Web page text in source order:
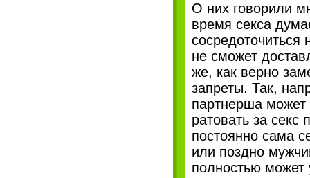
О них говорили
время секса
сосредоточиться
не сможет
же, как верно
запреты. Так,
партнерша может
ратовать за
постоянно сама
или поздно
полностью может